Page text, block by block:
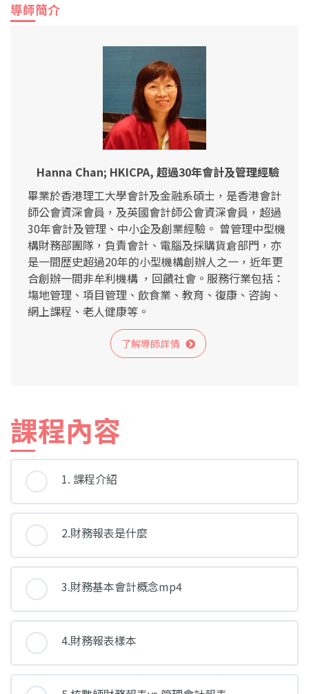
導師簡介
Hanna Chan; HKICPA, 超過30年會計及管理經驗
畢業於香港理工大學會計及金融系碩士，是香港會計
師公會資深會員，及英國會計師公會資深會員，超過
30年會計及管理、中小企及創業經驗。 曾管理中型機
構財務部團隊，負責會計、電腦及採購貨倉部門，亦
是一間歴史超過20年的小型機構創辦人之一，近年更
合創辦一間非牟利機構 ，回饋社會。服務行業包括：
塲地管理、項目管理、飲食業、教育、復康、咨詢、
網上課程、老人健康等。
了解導師詳情
課程內容
1. 課程介紹
2.財務報表是什麼
3.財務基本會計概念mp4
4.財務報表樣本